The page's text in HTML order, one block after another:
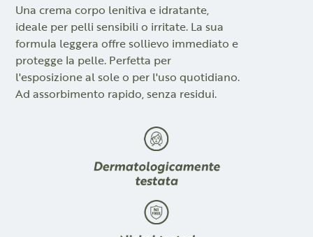
Una crema corpo lenitiva e idratante,
ideale per pelli sensibili o irritate. La sua
formula leggera offre sollievo immediato e
protegge la pelle. Perfetta per
l'esposizione al sole o per l'uso quotidiano.
Ad assorbimento rapido, senza residui.